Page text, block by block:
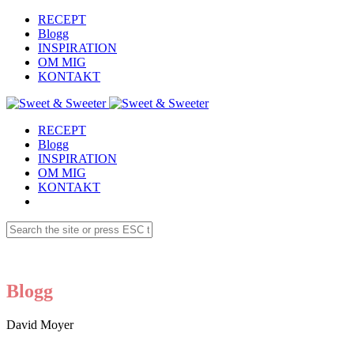
RECEPT
Blogg
INSPIRATION
OM MIG
KONTAKT
RECEPT
Blogg
INSPIRATION
OM MIG
KONTAKT
Blogg
David Moyer